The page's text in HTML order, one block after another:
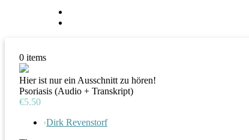
0 items
Hier ist nur ein Ausschnitt zu hören!
Psoriasis (Audio + Transkript)
€5.50
›Dirk Revenstorf